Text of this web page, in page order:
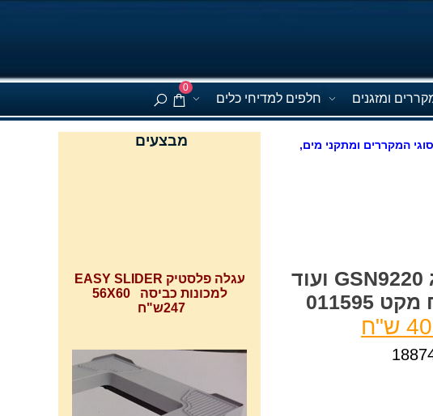
0
ומזגנים חלפים למדיחי כלים
המקררים ומתקני מים,
סט 2תפס,מעצור קידמי למדיחי כלים בקו, בלומברג GSN9220 ועוד
מבצעים
למכונות כביסה 56X60
247ש"ח